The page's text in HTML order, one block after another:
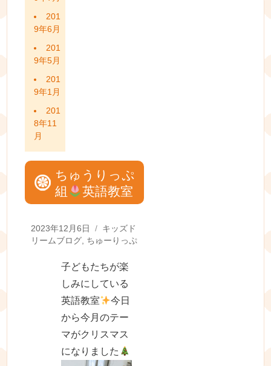
201
9年6月
201
9年5月
201
9年1月
201
8年11
月
ちゅうりっぷ
組
英語教室
Posted
on
2023年12月6日 Categories
キッズド
リームブログ, ちゅーりっぷ
子どもたちが楽
しみにしている
英語教室
今日
から今月のテー
マがクリスマス
になりました